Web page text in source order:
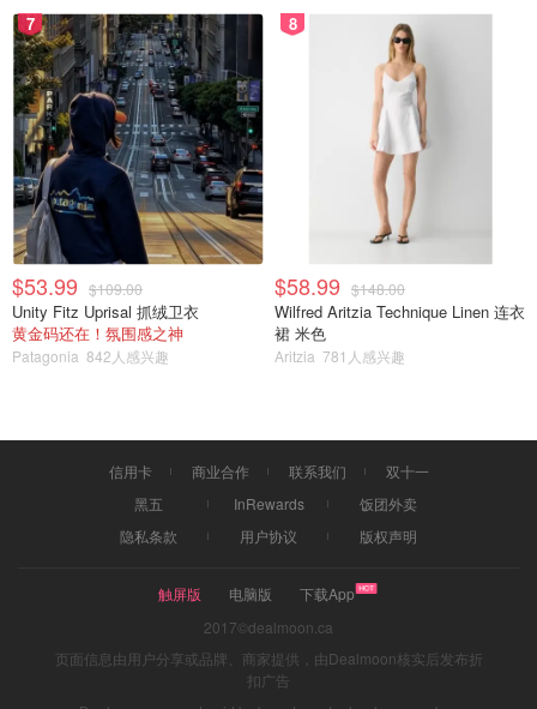
7
$53.99 $109.00
Unity Fitz Uprisal 抓绒卫衣
黄金码还在！氛围感之神
Patagonia 842人感兴趣
8
$58.99 $148.00
Wilfred Aritzia Technique Linen 连衣
裙 米色
Aritzia 781人感兴趣
信用卡 商业合作 联系我们
双十一
黑五
InRewards
饭团外卖
隐私条款
用户协议 版权声明
触屏版 电脑版
下载App
2017©dealmoon.ca
页面信息由用户分享或品牌、商家提供，由Dealmoon核实后发布折
扣广告